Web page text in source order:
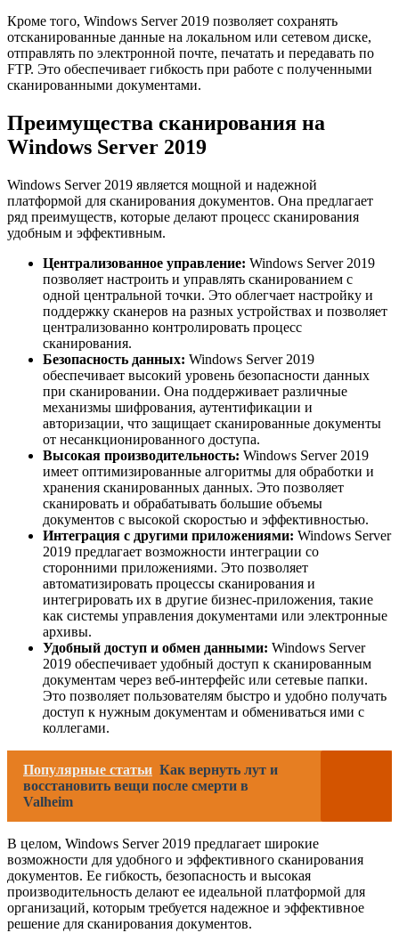
Кроме того, Windows Server 2019 позволяет сохранять
отсканированные данные на локальном или сетевом диске,
отправлять по электронной почте, печатать и передавать по
FTP. Это обеспечивает гибкость при работе с полученными
сканированными документами.
Преимущества сканирования на
Windows Server 2019
Windows Server 2019 является мощной и надежной
платформой для сканирования документов. Она предлагает
ряд преимуществ, которые делают процесс сканирования
удобным и эффективным.
Централизованное управление: Windows Server 2019
позволяет настроить и управлять сканированием с
одной центральной точки. Это облегчает настройку и
поддержку сканеров на разных устройствах и позволяет
централизованно контролировать процесс
сканирования.
Безопасность данных: Windows Server 2019
обеспечивает высокий уровень безопасности данных
при сканировании. Она поддерживает различные
механизмы шифрования, аутентификации и
авторизации, что защищает сканированные документы
от несанкционированного доступа.
Высокая производительность: Windows Server 2019
имеет оптимизированные алгоритмы для обработки и
хранения сканированных данных. Это позволяет
сканировать и обрабатывать большие объемы
документов с высокой скоростью и эффективностью.
Интеграция с другими приложениями: Windows Server
2019 предлагает возможности интеграции со
сторонними приложениями. Это позволяет
автоматизировать процессы сканирования и
интегрировать их в другие бизнес-приложения, такие
как системы управления документами или электронные
архивы.
Удобный доступ и обмен данными: Windows Server
2019 обеспечивает удобный доступ к сканированным
документам через веб-интерфейс или сетевые папки.
Это позволяет пользователям быстро и удобно получать
доступ к нужным документам и обмениваться ими с
коллегами.
Популярные статьи Как вернуть лут и
восстановить вещи после смерти в
Valheim
В целом, Windows Server 2019 предлагает широкие
возможности для удобного и эффективного сканирования
документов. Ее гибкость, безопасность и высокая
производительность делают ее идеальной платформой для
организаций, которым требуется надежное и эффективное
решение для сканирования документов.